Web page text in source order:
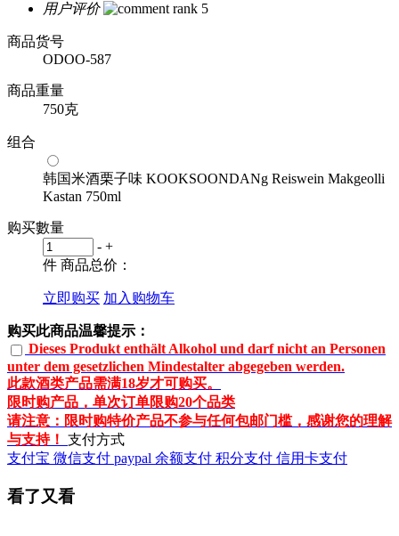
用户评价
商品货号
ODOO-587
商品重量
750克
组合
韩国米酒栗子味 KOOKSOONDANg Reiswein Makgeolli
Kastan 750ml
购买數量
- +
件 商品总价：
立即购买 加入购物车
购买此商品温馨提示：
Dieses Produkt enthält Alkohol und darf nicht an Personen
unter dem gesetzlichen Mindestalter abgegeben werden.
此款酒类产品需满18岁才可购买。
限时购产品，单次订单限购20个品类
请注意：限时购特价产品不参与任何包邮门槛，感谢您的理解
与支持！ 支付方式
支付宝 微信支付 paypal 余额支付 积分支付 信用卡支付
看了又看